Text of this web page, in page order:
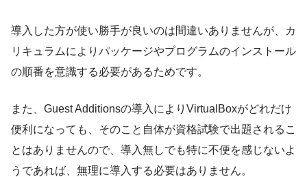
導入した方が使い勝手が良いのは間違いありませんが、カ
リキュラムによりパッケージやプログラムのインストール
の順番を意識する必要があるためです。
また、Guest Additionsの導入によりVirtualBoxがどれだけ
便利になっても、そのこと自体が資格試験で出題されるこ
とはありませんので、導入無しでも特に不便を感じないよ
うであれば、無理に導入する必要はありません。